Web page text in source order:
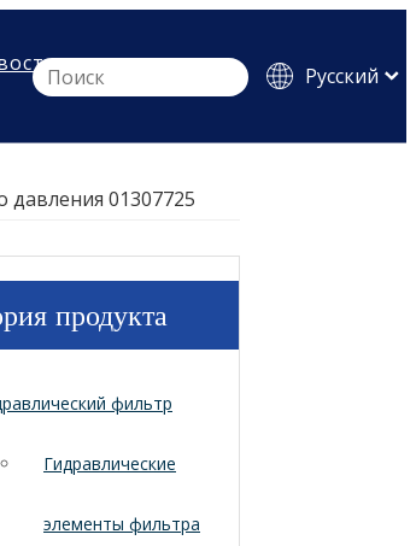
Pусский
давления 01307725
продукта
фильтр
Гидравлические
элементы фильтра